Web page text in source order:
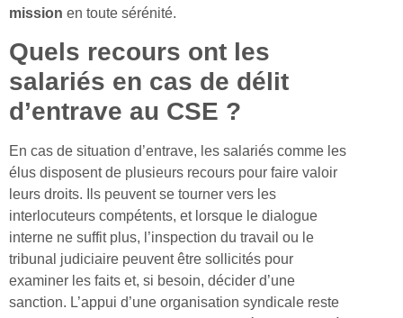
mission en toute sérénité.
Quels recours ont les
salariés en cas de délit
d’entrave au CSE ?
En cas de situation d’entrave, les salariés comme les
élus disposent de plusieurs recours pour faire valoir
leurs droits. Ils peuvent se tourner vers les
interlocuteurs compétents, et lorsque le dialogue
interne ne suffit plus, l’inspection du travail ou le
tribunal judiciaire peuvent être sollicités pour
examiner les faits et, si besoin, décider d’une
sanction. L’appui d’une organisation syndicale reste